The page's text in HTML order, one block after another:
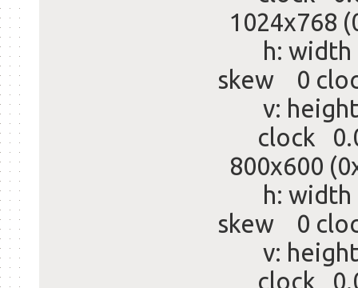
1024x768
h: width
skew 0
v: height
clock
800x600
h: width
skew 0
v: height
clock